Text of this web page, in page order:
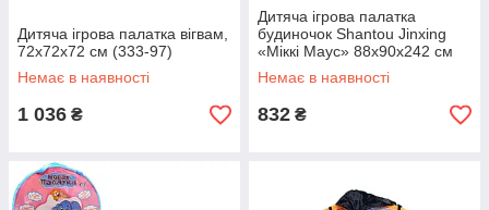
Дитяча ігрова палатка вігвам,
72х72х72 см (333-97)
Немає в наявності
1 036 ₴
Дитяча ігрова палатка
будиночок Shantou Jinxing
«Міккі Маус» 88х90х242 см
(345A-16)
Немає в наявності
832 ₴